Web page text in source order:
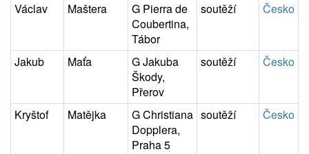
Václav Maštera
G Pierra de
Coubertina,
Tábor
soutěží Česko
Jakub Maťa
G Jakuba
Škody,
Přerov
soutěží Česko
Kryštof Matějka
G Christiana
Dopplera,
Praha 5
soutěží Česko